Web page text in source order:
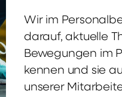
Wir im
darauf, aktuelle
Bewegungen im
kennen und sie
unserer